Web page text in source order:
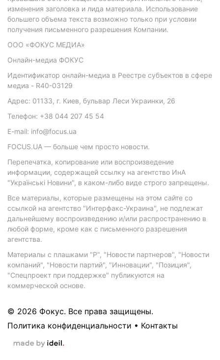
изменения заголовка и лида материала. Использование
большего объема текста возможно только при условии
получения письменного разрешения Компании.
ООО «ФОКУС МЕДИА»
Онлайн-медиа ФОКУС
Идентификатор онлайн-медиа в Реестре субъектов в сфере
медиа - R40-03129
Адрес: 01133, г. Киев, бульвар Леси Украинки, 26
Телефон: +38 044 207 45 54
E-mail: info@focus.ua
FOCUS.UA — больше чем просто новости.
Перепечатка, копирование или воспроизведение
информации, содержащей ссылку на агентство ИнА
"Українські Новини", в каком-либо виде строго запрещены.
Все материалы, которые размещены на этом сайте со
ссылкой на агентство "Интерфакс-Украина", не подлежат
дальнейшему воспроизведению и/или распространению в
любой форме, кроме как с письменного разрешения
агентства.
Материалы с плашками "Р", "Новости партнеров", "Новости
компаний", "Новости партий", "Инновации", "Позиция",
"Спецпроект при поддержке" публикуются на
коммерческой основе.
© 2026 Фокус. Все права защищены.
Политика конфиденциальности • Контакты